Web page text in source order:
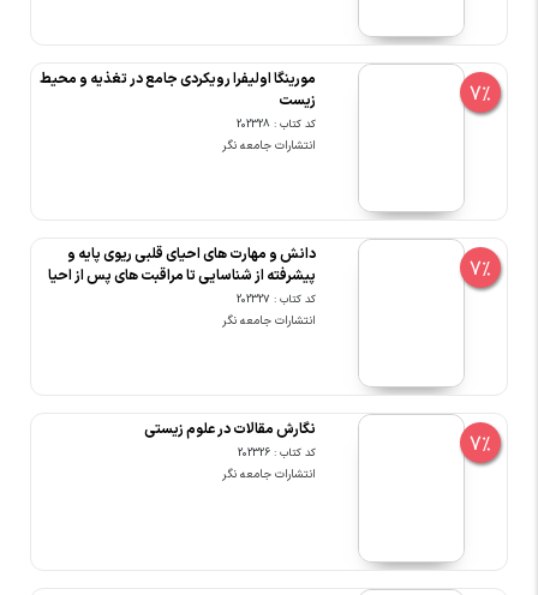
7%
مورینگا اولیفرا رویکردی جامع در تغذیه و محیط
زیست
کد کتاب : 202328
انتشارات جامعه نگر
7%
دانش و مهارت های احیای قلبی ریوی پایه و
پیشرفته از شناسایی تا مراقبت های پس از احیا
کد کتاب : 202327
انتشارات جامعه نگر
7%
نگارش مقالات در علوم زیستی
کد کتاب : 202326
انتشارات جامعه نگر